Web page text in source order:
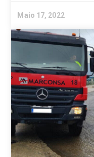
Maio 17, 2022